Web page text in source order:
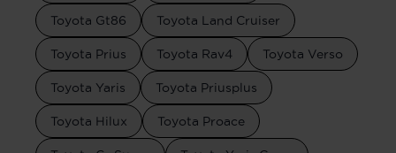
Toyota Gt86 Toyota Land Cruiser
Toyota Prius Toyota Rav4 Toyota Verso
Toyota Yaris Toyota Priusplus
Toyota Hilux Toyota Proace